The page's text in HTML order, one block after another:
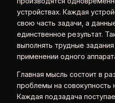
устройствах. Каждая
свою часть задачи, а
единственное результат.
выполнять трудные
применении одного
Главная мысль состоит в
проблемы на совокупность
Каждая подзадача